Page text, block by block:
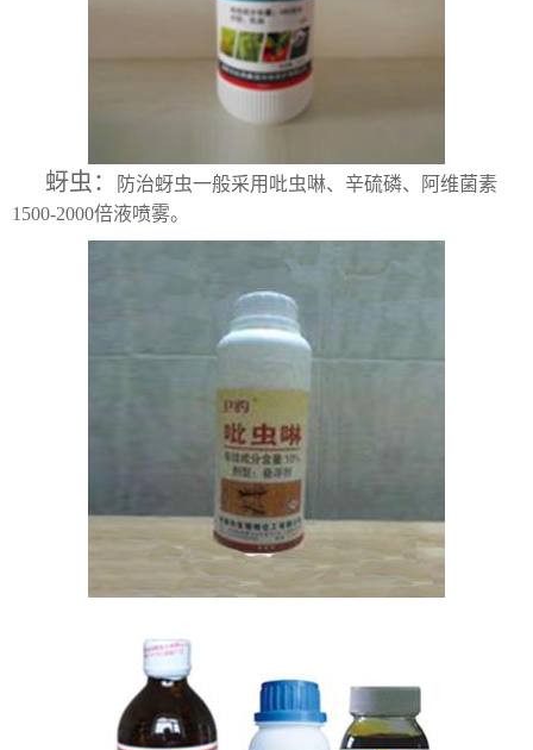
蚜虫：
防治蚜虫一般采用吡虫啉、辛硫磷、阿维菌素
1500-2000倍液喷雾。